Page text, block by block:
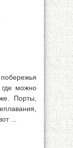
где можно
Порты,
...